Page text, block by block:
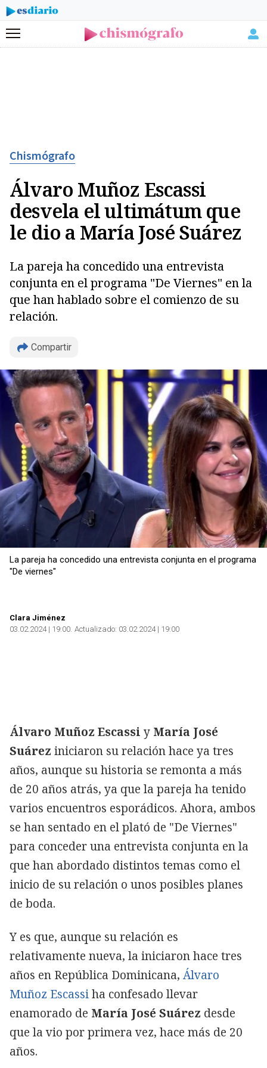
Menú
Chismógrafo
Álvaro Muñoz Escassi
desvela el ultimátum que
le dio a María José Suárez
La pareja ha concedido una entrevista
conjunta en el programa "De Viernes" en la
que han hablado sobre el comienzo de su
relación.
Compartir
Copiar
La pareja ha concedido una entrevista conjunta en el programa
"De viernes"
Clara Jiménez
03.02.2024 | 19:00 Actualizado: 03.02.2024 | 19:00
Álvaro Muñoz Escassi y María José
Suárez iniciaron su relación hace ya tres
años, aunque su historia se remonta a más
de 20 años atrás, ya que la pareja ha tenido
varios encuentros esporádicos. Ahora, ambos
se han sentado en el plató de "De Viernes"
para conceder una entrevista conjunta en la
que han abordado distintos temas como el
inicio de su relación o unos posibles planes
de boda.
Y es que, aunque su relación es
relativamente nueva, la iniciaron hace tres
años en República Dominicana, Álvaro
Muñoz Escassiha confesado llevar
enamorado de María José Suárez desde
que la vio por primera vez, hace más de 20
años.